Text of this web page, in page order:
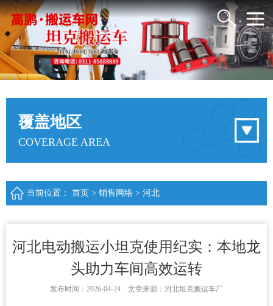
覆盖地区
COVERAGE AREA
当前位置： 首页 > 销售网络 > 河北
河北电动搬运小坦克使用纪实：本地龙
头助力车间高效运转
发布时间：2026-04-24 文章来源：河北坦克搬运车厂